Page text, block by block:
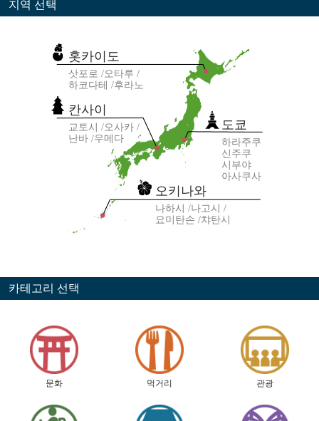
지역 선택
도쿄
하라주쿠
신주쿠
시부야
아사쿠사
칸사이
교토시
오사카
난바 우메다
오키나와
나하시
나고시
요미탄손
챠탄시
홋카이도
삿포로
오타루
하코다테
후라노
카테고리 선택
문화 먹거리 관광